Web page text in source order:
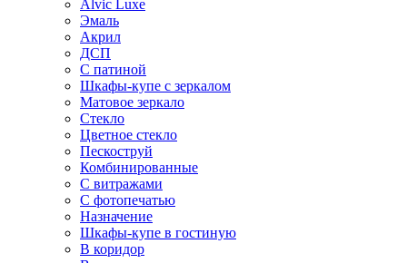
Alvic Luxe
Эмаль
Акрил
ДСП
С патиной
Шкафы-купе с зеркалом
Матовое зеркало
Стекло
Цветное стекло
Пескоструй
Комбинированные
С витражами
С фотопечатью
Назначение
Шкафы-купе в гостиную
В коридор